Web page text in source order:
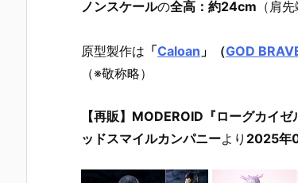
ノンスケールの全高：約24cm （肩
原型製作は 「Caloan 」（GOD
（※敬称略）
【再販】MODEROID『ローグカイ
ッドスマイルカンパニーより 2025年